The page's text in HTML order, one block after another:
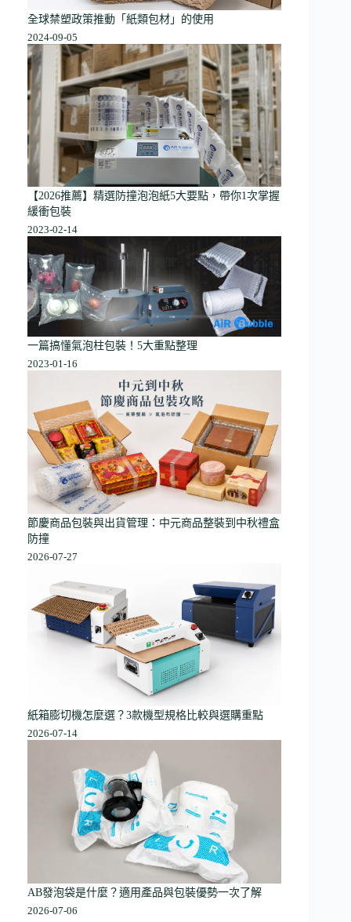
全球禁塑政策推動「紙類包材」的使用
2024-09-05
【2026推薦】精選防撞泡泡紙5大要點，帶你1次掌握
緩衝包裝
2023-02-14
一篇搞懂氣泡柱包裝！5大重點整理
2023-01-16
節慶商品包裝與出貨管理：中元商品整裝到中秋禮盒
防撞
2026-07-27
紙箱膨切機怎麼選？3款機型規格比較與選購重點
2026-07-14
AB發泡袋是什麼？適用產品與包裝優勢一次了解
2026-07-06